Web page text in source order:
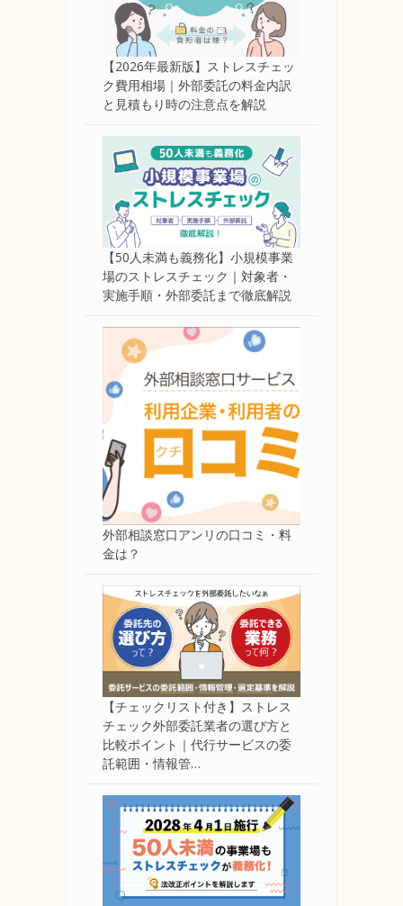
【2026年最新版】ストレスチェッ
ク費用相場｜外部委託の料金内訳
と見積もり時の注意点を解説
【50人未満も義務化】小規模事業
場のストレスチェック｜対象者・
実施手順・外部委託まで徹底解説
外部相談窓口アンリの口コミ・料
金は？
【チェックリスト付き】ストレス
チェック外部委託業者の選び方と
比較ポイント｜代行サービスの委
託範囲・情報管…